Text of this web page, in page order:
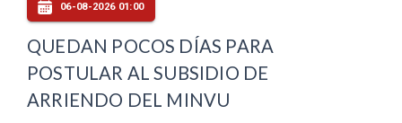
06-08-2026 01:00
QUEDAN POCOS DÍAS PARA
POSTULAR AL SUBSIDIO DE
ARRIENDO DEL MINVU